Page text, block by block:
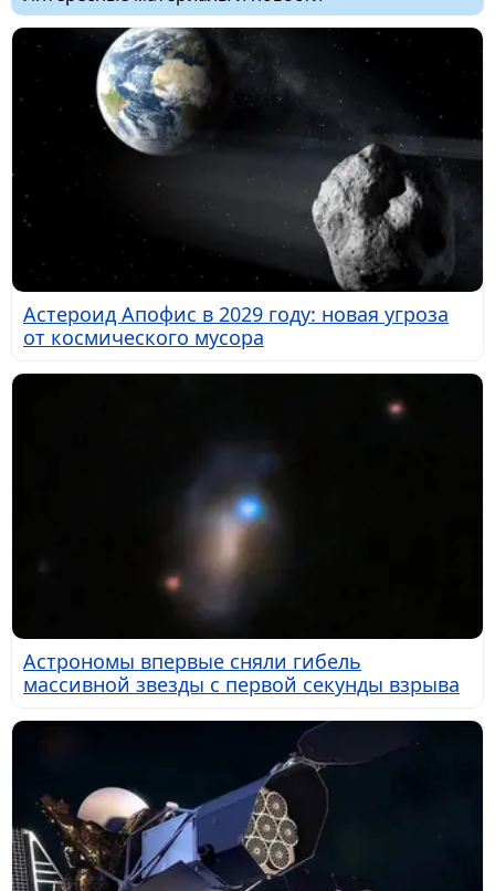
Астероид Апофис в 2029 году: новая угроза
от космического мусора
Астрономы впервые сняли гибель
массивной звезды с первой секунды взрыва